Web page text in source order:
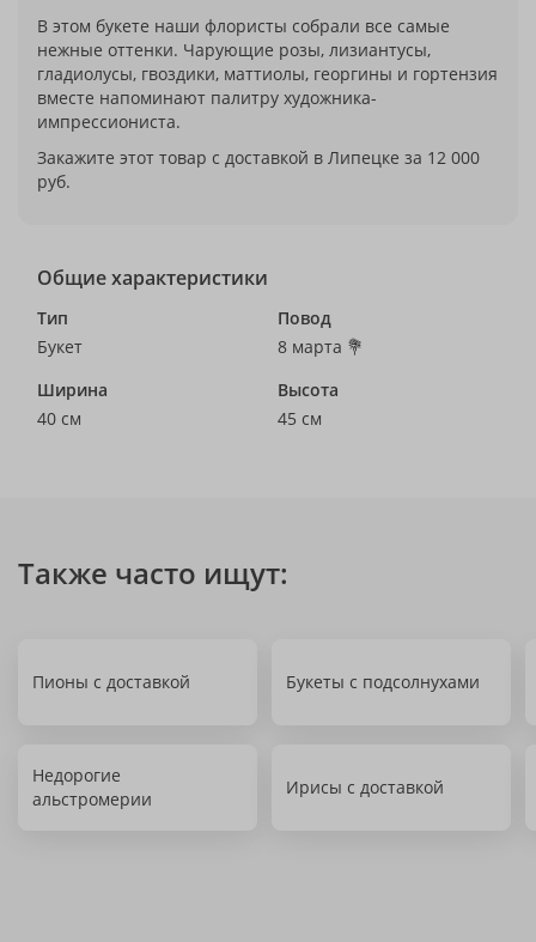
В этом букете наши флористы собрали все самые
нежные оттенки. Чарующие розы, лизиантусы,
гладиолусы, гвоздики, маттиолы, георгины и гортензия
вместе напоминают палитру художника-
импрессиониста.
Закажите этот товар с доставкой в Липецке за 12 000
руб.
Общие характеристики
Тип
Букет
Повод
8 марта 💐
Ширина
40 см
Высота
45 см
Также часто ищут:
Пионы с доставкой Букеты с подсолнухами
Недорогие
альстромерии
Ирисы с доставкой